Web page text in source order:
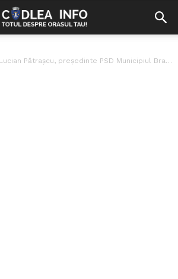
Lucian Pătrașcu, președinte PSD Municipiul Brașov: ”Românii pot evalua singuri situația țării...